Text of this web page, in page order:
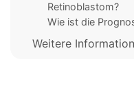
Retinoblastom?
Wie ist die
Weitere